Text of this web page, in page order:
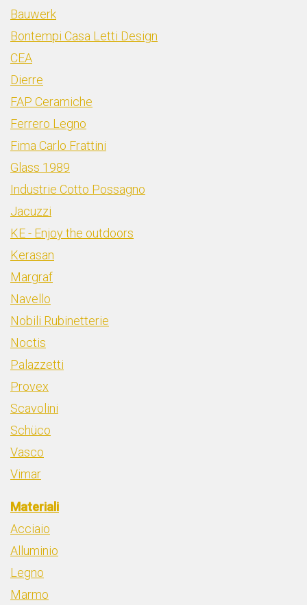
Bauwerk
Bontempi Casa Letti Design
CEA
Dierre
FAP Ceramiche
Ferrero Legno
Fima Carlo Frattini
Glass 1989
Industrie Cotto Possagno
Jacuzzi
KE - Enjoy the outdoors
Kerasan
Margraf
Navello
Nobili Rubinetterie
Noctis
Palazzetti
Provex
Scavolini
Schüco
Vasco
Vimar
Materiali
Acciaio
Alluminio
Legno
Marmo